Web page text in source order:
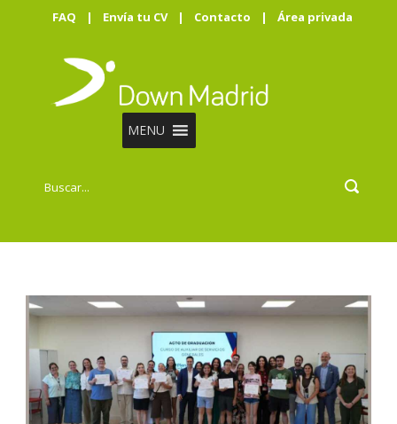
FAQ | Envía tu CV | Contacto | Área privada
MENU